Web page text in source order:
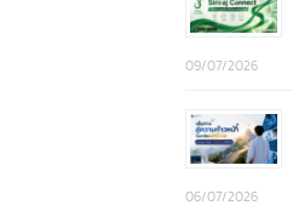
09/07/2026
06/07/2026